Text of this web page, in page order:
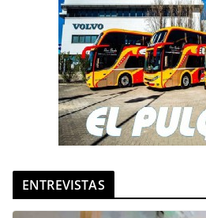
ENTREVISTAS